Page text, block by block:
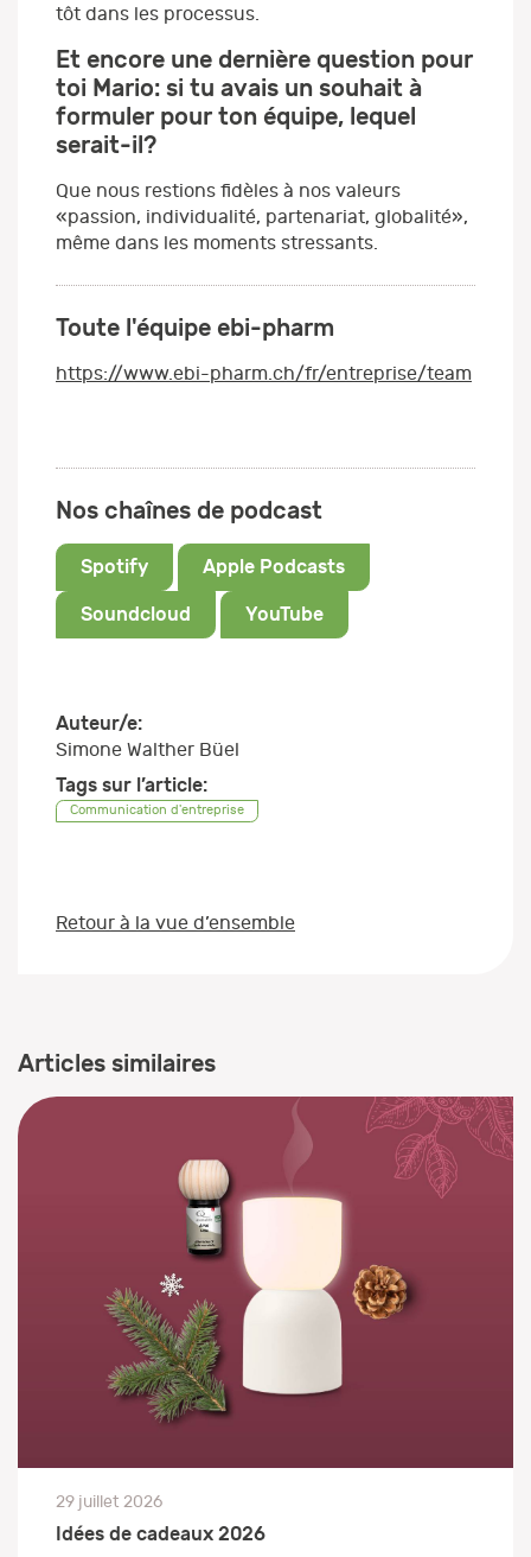
tôt dans les processus.
Et encore une dernière question pour
toi Mario: si tu avais un souhait à
formuler pour ton équipe, lequel
serait-il?
Que nous restions fidèles à nos valeurs
«passion, individualité, partenariat, globalité»,
même dans les moments stressants.
Toute l'équipe ebi-pharm
https://www.ebi-pharm.ch/fr/entreprise/team
Nos chaînes de podcast
Spotify Apple Podcasts
Soundcloud YouTube
Auteur/e:
Simone Walther Büel
Tags sur l’article:
Communication d'entreprise
Retour à la vue d’ensemble
Articles similaires
29 juillet 2026
Idées de cadeaux 2026